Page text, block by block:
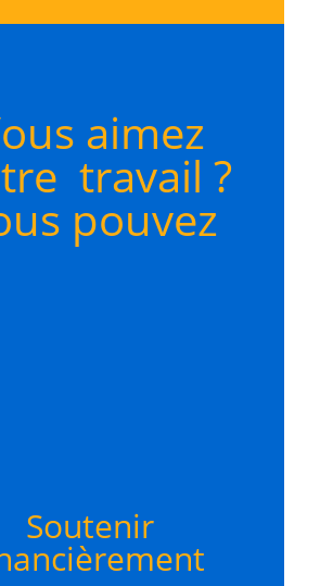
aimez
travail ?
pouvez
Soutenir